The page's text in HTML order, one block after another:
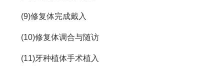
(9)修复体完成戴入
(10)修复体调合与随访
(11)牙种植体手术植入